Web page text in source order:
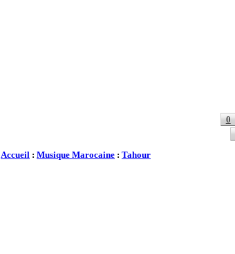
0
Accueil : Musique Marocaine : Tahour